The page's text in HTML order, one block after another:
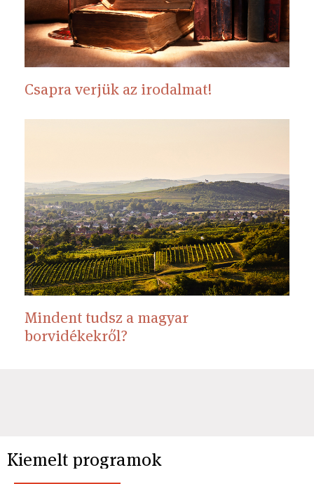
Csapra verjük az irodalmat!
Mindent tudsz a magyar
borvidékekről?
Kiemelt programok